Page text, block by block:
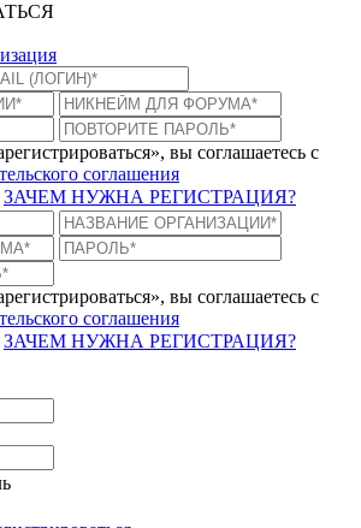
вы соглашаетесь с
соглашения
ЗАЧЕМ НУЖНА РЕГИСТРАЦИЯ?
вы соглашаетесь с
соглашения
ЗАЧЕМ НУЖНА РЕГИСТРАЦИЯ?